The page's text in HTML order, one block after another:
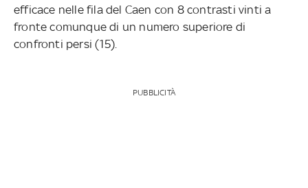
efficace nelle fila del Caen con 8 contrasti vinti a
fronte comunque di un numero superiore di
confronti persi (15).
PUBBLICITÀ